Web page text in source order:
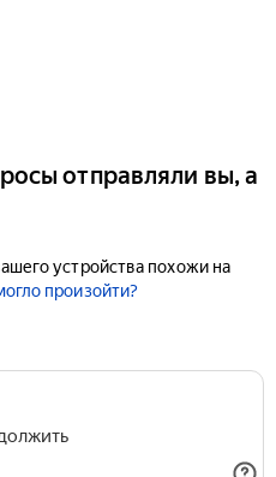
отправляли вы, а
устройства похожи на
произойти?